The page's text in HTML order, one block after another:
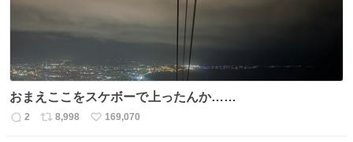
おまえここをスケボーで上ったんか……
返
2
リ
8,998
い
169,070